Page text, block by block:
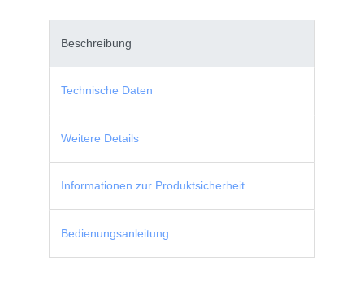
Beschreibung
Technische Daten
Weitere Details
Informationen zur Produktsicherheit
Bedienungsanleitung